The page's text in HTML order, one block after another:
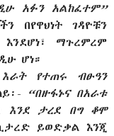
አፉን አልከፈተም”
በየዋህነት ገዳዮቹን
ማጉረምረም
ሆነ።
የተጠሩ ብፁዓን
“በዙፋኑና በአራቱ
እንደ ታረደ በግ ቆሞ
ይወድቃል እንጂ